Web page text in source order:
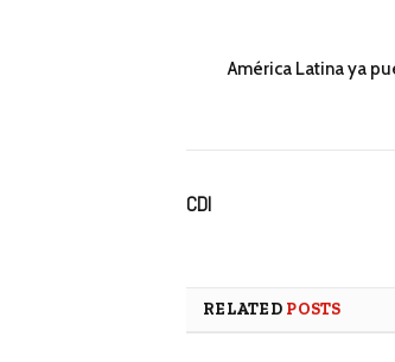
América Latina ya
CDI
RELATED POSTS